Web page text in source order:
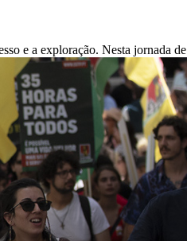
e a exploração. Nesta jornada